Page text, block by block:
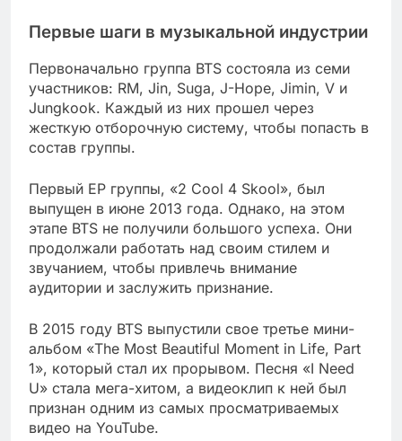
Первые шаги в музыкальной индустрии
Первоначально группа BTS состояла из семи
участников: RM, Jin, Suga, J-Hope, Jimin, V и
Jungkook. Каждый из них прошел через
жесткую отборочную систему, чтобы попасть в
состав группы.
Первый EP группы, «2 Cool 4 Skool», был
выпущен в июне 2013 года. Однако, на этом
этапе BTS не получили большого успеха. Они
продолжали работать над своим стилем и
звучанием, чтобы привлечь внимание
аудитории и заслужить признание.
В 2015 году BTS выпустили свое третье мини-
альбом «The Most Beautiful Moment in Life, Part
1», который стал их прорывом. Песня «I Need
U» стала мега-хитом, а видеоклип к ней был
признан одним из самых просматриваемых
видео на YouTube.